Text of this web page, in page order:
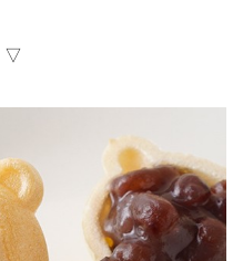
▽